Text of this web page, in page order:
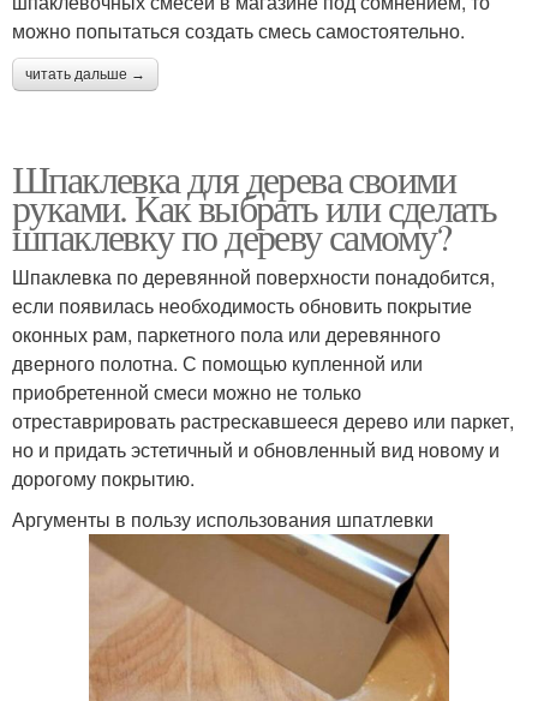
можно попытаться создать смесь самостоятельно.
читать дальше →
Шпаклевка для дерева своими
руками. Как выбрать или сделать
шпаклевку по дереву самому?
Шпаклевка по деревянной поверхности понадобится,
если появилась необходимость обновить покрытие
оконных рам, паркетного пола или деревянного
дверного полотна. С помощью купленной или
приобретенной смеси можно не только
отреставрировать растрескавшееся дерево или паркет,
но и придать эстетичный и обновленный вид новому и
дорогому покрытию.
Аргументы в пользу использования шпатлевки